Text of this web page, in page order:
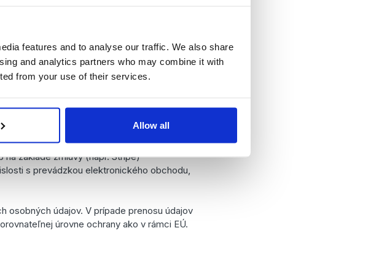
features and to analyse our traffic. We also share
and analytics partners who may combine it with
from your use of their services.
Allow all
určité činnosti tvoriace súčasť
na účely vykonávania činnosti, na ktorú
činnosti spracovania nevyžaduje váš
IT bezpečnosti (napr. Salesforce.com,
základe zmluvy (napr. Stripe)
s prevádzkou elektronického obchodu,
osobných údajov. V prípade prenosu údajov
úrovne ochrany ako v rámci EÚ.